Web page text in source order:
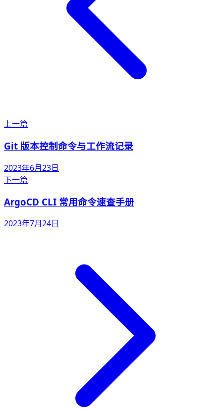
上一篇
Git 版本控制命令与工作流记录
2023年6月23日
下一篇
ArgoCD CLI 常用命令速查手册
2023年7月24日